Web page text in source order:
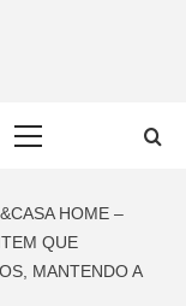
HOME –
QUE
MANTENDO A